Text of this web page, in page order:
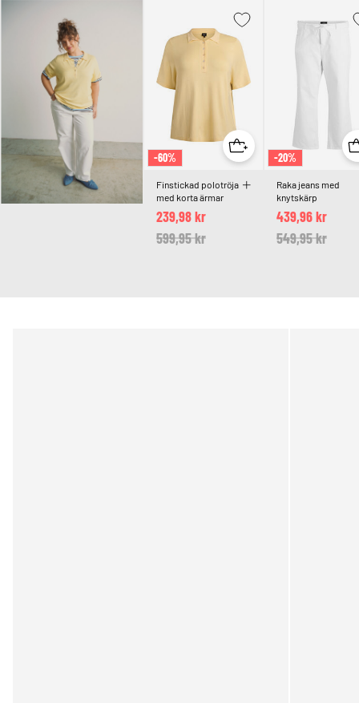
-60%
Finstickad polotröja
med korta ärmar
Price reduced from
599,95 kr
239,98 kr
-20%
Raka jeans med
knytskärp
Price reduced
549,95 krto
439,96 kr